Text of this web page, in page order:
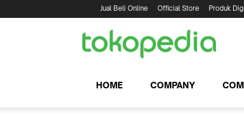
Jual Beli Online Official Store Produk
HOME COMPANY